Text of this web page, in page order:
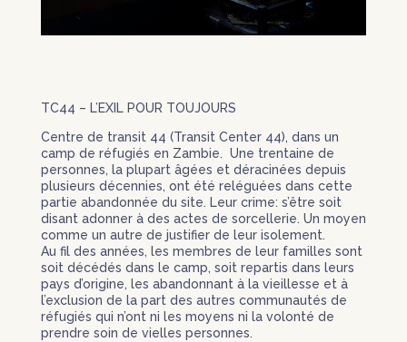
TC44 – L’EXIL POUR TOUJOURS
Centre de transit 44 (Transit Center 44), dans un
camp de réfugiés en Zambie. Une trentaine de
personnes, la plupart âgées et déracinées depuis
plusieurs décennies, ont été reléguées dans cette
partie abandonnée du site. Leur crime: s’être soit
disant adonner à des actes de sorcellerie. Un moyen
comme un autre de justifier de leur isolement.
Au fil des années, les membres de leur familles sont
soit décédés dans le camp, soit repartis dans leurs
pays d’origine, les abandonnant à la vieillesse et à
l’exclusion de la part des autres communautés de
réfugiés qui n’ont ni les moyens ni la volonté de
prendre soin de vielles personnes.